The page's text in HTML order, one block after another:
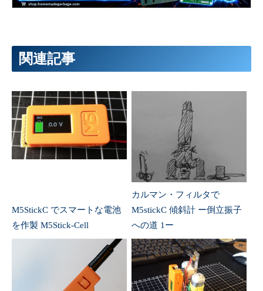
関連記事
M5StickC でスマートな電池
を作製 M5Stick-Cell
カルマン・フィルタで
M5stickC 傾斜計 ー倒立振子
への道 1ー